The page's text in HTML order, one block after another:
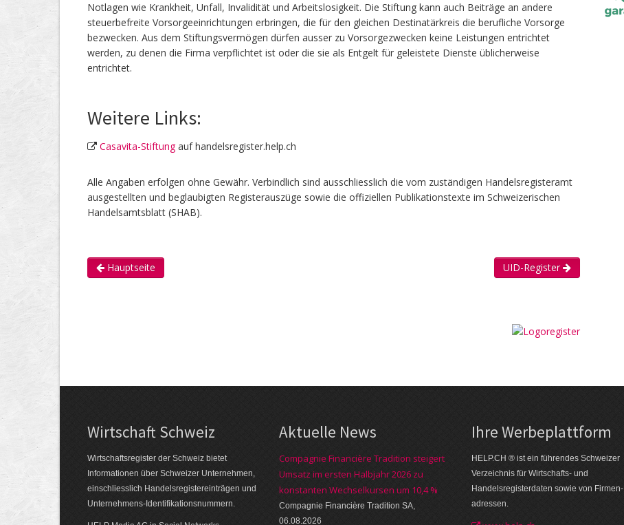
Notlagen wie Krankheit, Unfall, Invalidität und Arbeitslosigkeit. Die Stiftung kann auch Beiträge an andere
steuerbefreite Vorsorgeeinrichtungen erbringen, die für den gleichen Destinatärkreis die berufliche Vorsorge
bezwecken. Aus dem Stiftungsvermögen dürfen ausser zu Vorsorgezwecken keine Leistungen entrichtet
werden, zu denen die Firma verpflichtet ist oder die sie als Entgelt für geleistete Dienste üblicherweise
entrichtet.
Weitere Links:
Casavita-Stiftungauf handelsregister.help.ch
Alle Angaben erfolgen ohne Gewähr. Verbindlich sind ausschliesslich die vom zuständigen Handelsregisteramt
ausgestellten und beglaubigten Registerauszüge sowie die offiziellen Publikationstexte im Schweizerischen
Handelsamtsblatt (SHAB).
Hauptseite UID-Register
Wirtschaft Schweiz
Wirtschaftsregister der Schweiz bietet
Informationen über Schweizer Unternehmen,
einschliesslich Handelsregistereinträgen und
Unternehmens-Identifikationsnummern.
Aktuelle News
Compagnie Financière Tradition steigert
Umsatz im ersten Halbjahr 2026 zu
konstanten Wechselkursen um 10,4 %
Compagnie Financière Tradition SA,
06.08.2026
Ihre Werbe­plattform
HELP.CH ® ist ein führendes Schweizer
Verzeichnis für Wirtschafts- und
Handelsregisterdaten sowie von Firmen­
adressen.